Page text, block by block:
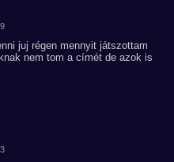
juj régen mennyit játszottam
nem tom a címét de azok is